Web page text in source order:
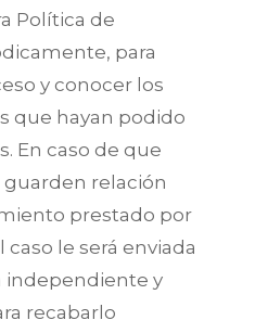
Política de
para
y conocer los
que hayan podido
En caso de que
relación
prestado por
le será enviada
independiente y
recabarlo